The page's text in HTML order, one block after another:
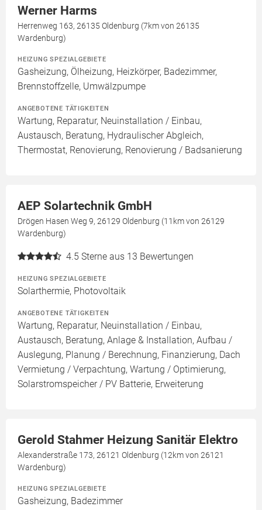
Werner Harms
Herrenweg 163, 26135 Oldenburg (7km von 26135
Wardenburg)
HEIZUNG SPEZIALGEBIETE
Gasheizung, Ölheizung, Heizkörper, Badezimmer,
Brennstoffzelle, Umwälzpumpe
ANGEBOTENE TÄTIGKEITEN
Wartung, Reparatur, Neuinstallation / Einbau,
Austausch, Beratung, Hydraulischer Abgleich,
Thermostat, Renovierung, Renovierung / Badsanierung
AEP Solartechnik GmbH
Drögen Hasen Weg 9, 26129 Oldenburg (11km von 26129
Wardenburg)
4.5 Sterne aus 13 Bewertungen
HEIZUNG SPEZIALGEBIETE
Solarthermie, Photovoltaik
ANGEBOTENE TÄTIGKEITEN
Wartung, Reparatur, Neuinstallation / Einbau,
Austausch, Beratung, Anlage & Installation, Aufbau /
Auslegung, Planung / Berechnung, Finanzierung, Dach
Vermietung / Verpachtung, Wartung / Optimierung,
Solarstromspeicher / PV Batterie, Erweiterung
Gerold Stahmer Heizung Sanitär Elektro
Alexanderstraße 173, 26121 Oldenburg (12km von 26121
Wardenburg)
HEIZUNG SPEZIALGEBIETE
Gasheizung, Badezimmer